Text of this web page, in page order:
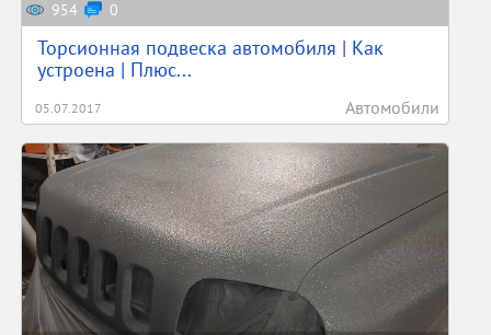
954 0
Торсионная подвеска автомобиля | Как
устроена | Плюс...
05.07.2017 Автомобили